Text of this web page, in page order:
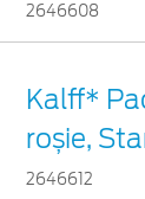
2646608
Kalff*
roșie,
2646612